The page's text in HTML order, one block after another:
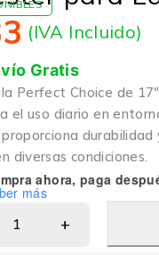
(IVA Incluido)
Gratis
Perfect Choice de
el uso diario en
durabilidad
diversas condiciones.
ahora, paga
más